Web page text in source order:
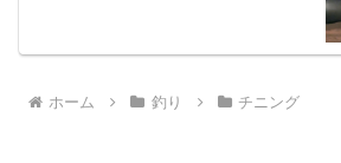
ホーム 釣り チニング